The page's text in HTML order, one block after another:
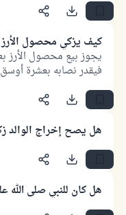
كيف يزكي محصول الأرز
يجوز بيع محصول الأرز
فيقدر نصابه بعشرة
البائع أن يخرج زكاة ما
جنسه ويخرجه، أو
نقداً.
هل يصح إخراج الوالد
هل كان للنبي صلى الله